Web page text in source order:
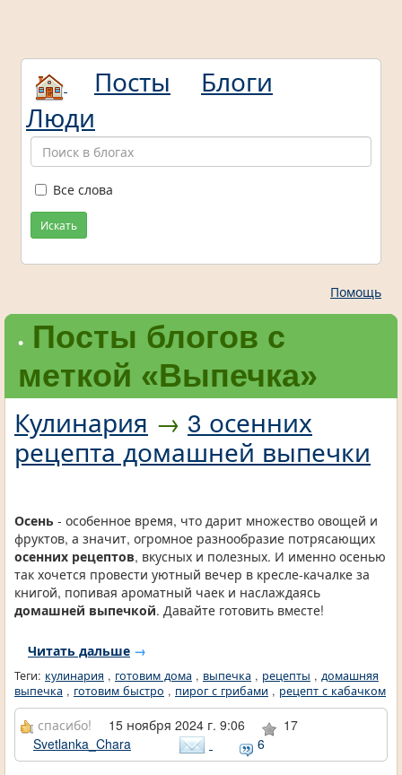
Посты
Блоги
Люди
Все слова
Искать
Помощь
• Посты блогов с
меткой «Выпечка»
Кулинария → 3 осенних
рецепта домашней выпечки
Осень - особенное время, что дарит множество овощей и
фруктов, а значит, огромное разнообразие потрясающих
осенних рецептов, вкусных и полезных. И именно осенью
так хочется провести уютный вечер в кресле-качалке за
книгой, попивая ароматный чаек и наслаждаясь
домашней выпечкой. Давайте готовить вместе!
Читать дальше →
Теги: кулинария , готовим дома , выпечка , рецепты , домашняя
выпечка , готовим быстро , пирог с грибами , рецепт с кабачком
спасибо! 15 ноября 2024 г. 9:06
17
Svetlanka_Chara
6